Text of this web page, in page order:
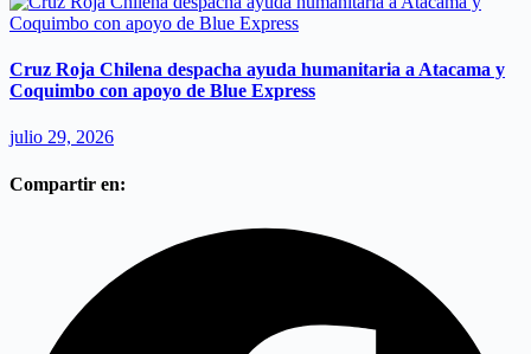
Cruz Roja Chilena despacha ayuda humanitaria a Atacama y
Coquimbo con apoyo de Blue Express
julio 29, 2026
Compartir en: